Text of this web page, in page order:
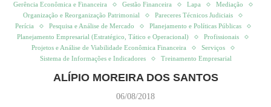
Gerência Econômica e Financeira
Gestão Financeira Lapa
Mediação
Organização e Reorganização Patrimonial
Pareceres Técnicos Judiciais
Perícia
Pesquisa e Análise de Mercado
Planejamento e Políticas Públicas
Planejamento Empresarial (Estratégico, Tático e Operacional)
Profissionais
Projetos e Análise de Viabilidade Econômica Financeira
Serviços
Sistema de Informações e Indicadores
Treinamento Empresarial
ALÍPIO MOREIRA DOS SANTOS
06/08/2018